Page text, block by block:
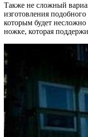
Также не сложный
изготовления
которым будет несложно
ножке, которая